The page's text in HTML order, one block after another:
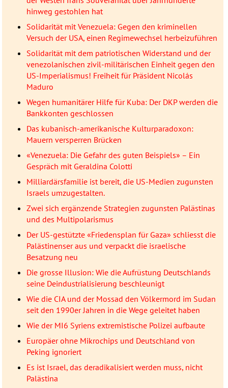
hinweg gestohlen hat
Solidarität mit Venezuela: Gegen den kriminellen
Versuch der USA, einen Regimewechsel herbeizuführen
Solidarität mit dem patriotischen Widerstand und der
venezolanischen zivil-militärischen Einheit gegen den
US-Imperialismus! Freiheit für Präsident Nicolás
Maduro
Wegen humanitärer Hilfe für Kuba: Der DKP werden die
Bankkonten geschlossen
Das kubanisch-amerikanische Kulturparadoxon:
Mauern versperren Brücken
«Venezuela: Die Gefahr des guten Beispiels» – Ein
Gespräch mit Geraldina Colotti
Milliardärsfamilie ist bereit, die US-Medien zugunsten
Israels umzugestalten.
Zwei sich ergänzende Strategien zugunsten Palästinas
und des Multipolarismus
Der US-gestützte «Friedensplan für Gaza» schliesst die
Palästinenser aus und verpackt die israelische
Besatzung neu
Die grosse Illusion: Wie die Aufrüstung Deutschlands
seine Deindustrialisierung beschleunigt
Wie die CIA und der Mossad den Völkermord im Sudan
seit den 1990er Jahren in die Wege geleitet haben
Wie der MI6 Syriens extremistische Polizei aufbaute
Europäer ohne Mikrochips und Deutschland von
Peking ignoriert
Es ist Israel, das deradikalisiert werden muss, nicht
Palästina